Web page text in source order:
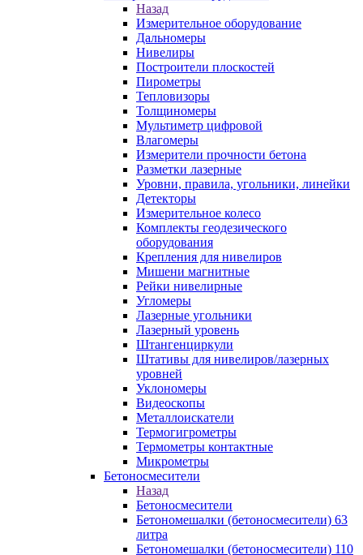
Назад
Измерительное оборудование
Дальномеры
Нивелиры
Построители плоскостей
Пирометры
Тепловизоры
Толщиномеры
Мультиметр цифровой
Влагомеры
Измерители прочности бетона
Разметки лазерные
Уровни, правила, угольники, линейки
Детекторы
Измерительное колесо
Комплекты геодезического
оборудования
Крепления для нивелиров
Мишени магнитные
Рейки нивелирные
Угломеры
Лазерные угольники
Лазерный уровень
Штангенциркули
Штативы для нивелиров/лазерных
уровней
Уклономеры
Видеоскопы
Металлоискатели
Термогигрометры
Термометры контактные
Микрометры
Бетоносмесители
Назад
Бетоносмесители
Бетономешалки (бетоносмесители) 63
литра
Бетономешалки (бетоносмесители) 110